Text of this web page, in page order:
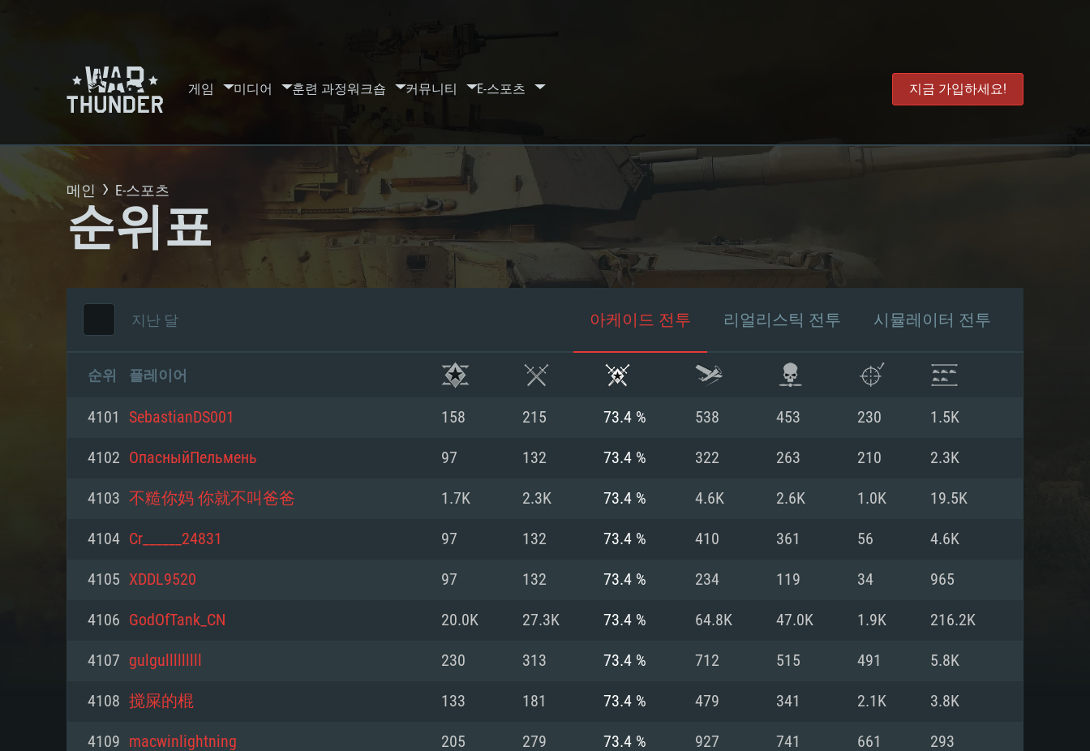
게임 미디어 훈련 과정워크숍 커뮤니티 E-스포츠 지금 가입하세요!
시스템 요구사항
PC MAC Linux
메인 E-스포츠
순위표
지난 달 아케이드 전투 리얼리스틱 전투 시뮬레이터 전투
순위 플레이어
4101 SebastianDS001 158 215 73.4 % 538 453 230 1.5K
4102 ОпасныйПельмень 97 132 73.4 % 322 263 210 2.3K
4103 不糙你妈 你就不叫爸爸 1.7K 2.3K 73.4 % 4.6K 2.6K 1.0K 19.5K
4104 Cr______24831 97 132 73.4 % 410 361 56 4.6K
4105 XDDL9520 97 132 73.4 % 234 119 34 965
4106 GodOfTank_CN 20.0K 27.3K 73.4 % 64.8K 47.0K 1.9K 216.2K
4107 gulgulllllllll 230 313 73.4 % 712 515 491 5.8K
4108 搅屎的棍 133 181 73.4 % 479 341 2.1K 3.8K
4109 macwinlightning 205 279 73.4 % 927 741 661 293